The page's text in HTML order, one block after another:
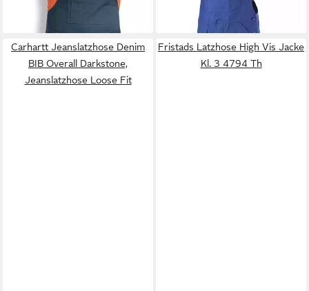
Carhartt Jeanslatzhose Denim
BIB Overall Darkstone,
Jeanslatzhose Loose Fit
Fristads Latzhose High Vis Jacke
Kl. 3 4794 Th